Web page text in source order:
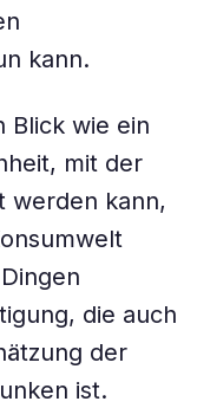
kann.
Blick wie ein
mit der
werden kann,
die auch
der
ist.